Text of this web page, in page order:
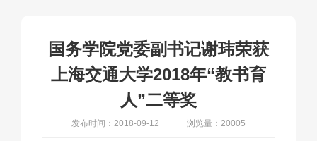
国务学院党委副书记谢玮荣获
上海交通大学2018年“教书育
人”二等奖
发布时间：2018-09-12 浏览量：20005